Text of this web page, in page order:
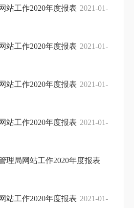
站工作2020年度报表 2021-01-
站工作2020年度报表 2021-01-
站工作2020年度报表 2021-01-
站工作2020年度报表 2021-01-
理局网站工作2020年度报表
站工作2020年度报表 2021-01-